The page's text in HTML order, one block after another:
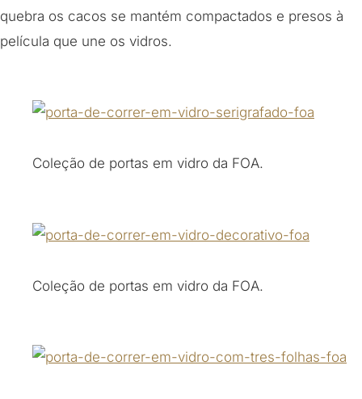
quebra os cacos se mantém compactados e presos à
película que une os vidros.
Coleção de portas em vidro da FOA.
Coleção de portas em vidro da FOA.